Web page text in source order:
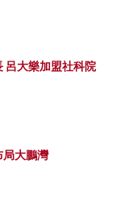
呂大樂加盟社科院
局大鵬灣